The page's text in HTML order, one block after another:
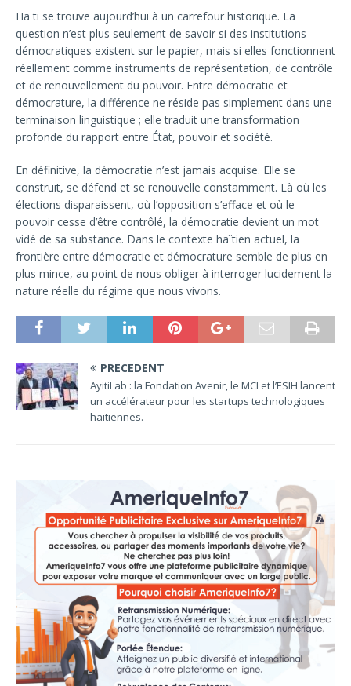
Haïti se trouve aujourd’hui à un carrefour historique. La
question n’est plus seulement de savoir si des institutions
démocratiques existent sur le papier, mais si elles fonctionnent
réellement comme instruments de représentation, de contrôle
et de renouvellement du pouvoir. Entre démocratie et
démocrature, la différence ne réside pas simplement dans une
terminaison linguistique ; elle traduit une transformation
profonde du rapport entre État, pouvoir et société.
En définitive, la démocratie n’est jamais acquise. Elle se
construit, se défend et se renouvelle constamment. Là où les
élections disparaissent, où l’opposition s’efface et où le
pouvoir cesse d’être contrôlé, la démocratie devient un mot
vidé de sa substance. Dans le contexte haïtien actuel, la
frontière entre démocratie et démocrature semble de plus en
plus mince, au point de nous obliger à interroger lucidement la
nature réelle du régime que nous vivons.
PRÉCÉDENT
AyitiLab : la Fondation Avenir, le MCI et l’ESIH lancent
un accélérateur pour les startups technologiques
haïtiennes.